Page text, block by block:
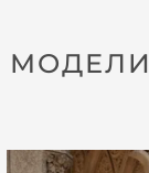
МОДЕЛИ